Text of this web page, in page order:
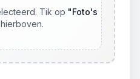
Tik op "Foto's
hierboven.